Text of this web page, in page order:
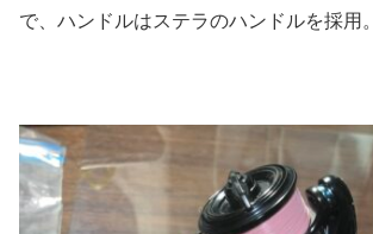
で、ハンドルはステラのハンドルを採用。